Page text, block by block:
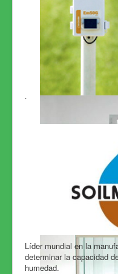
`
Líder mundial en la
determinar la capacidad
humedad.